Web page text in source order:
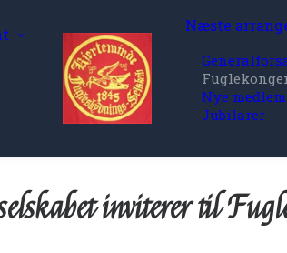
Næste
Nye
Jubilarer
inviterer til